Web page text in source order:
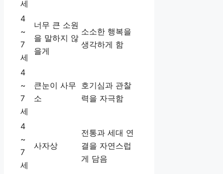
세
4
~
7
세
너무 큰 소원
을 말하지 않
을게
소소한 행복을
생각하게 함
4
~
7
세
큰눈이 사무
소
호기심과 관찰
력을 자극함
4
~
7
세
사자상
전통과 세대 연
결을 자연스럽
게 담음